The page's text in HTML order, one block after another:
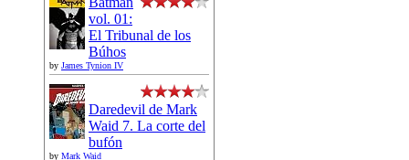
vol. 01:
El Tribunal de los
Búhos
by James Tynion IV
Daredevil de Mark
Waid 7. La corte del
bufón
by Mark Waid